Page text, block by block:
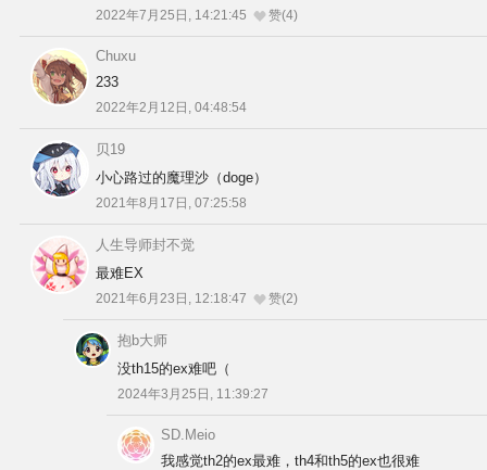
2022年7月25日, 14:21:45 赞(4)
Chuxu
233
2022年2月12日, 04:48:54
贝19
小心路过的魔理沙（doge）
2021年8月17日, 07:25:58
人生导师封不觉
最难EX
2021年6月23日, 12:18:47 赞(2)
抱b大师
没th15的ex难吧（
2024年3月25日, 11:39:27
SD.Meio
我感觉th2的ex最难，th4和th5的ex也很难